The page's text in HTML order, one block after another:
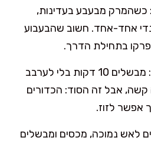
: כשהמרק מבעבע בעדינות,
אחד-אחד. חשוב שהבעבוע
בתחילת הדרך.
: מבשלים 10 דקות בלי לערבב
קשה, אבל זה הסוד: הכדורים
אפשר לזוז.
לאש נמוכה, מכסים ומבשלים